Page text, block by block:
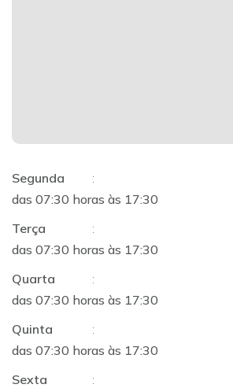
Segunda
:
das 07:30 horas às 17:30
Terça
:
das 07:30 horas às 17:30
Quarta
:
das 07:30 horas às 17:30
Quinta
:
das 07:30 horas às 17:30
Sexta
: